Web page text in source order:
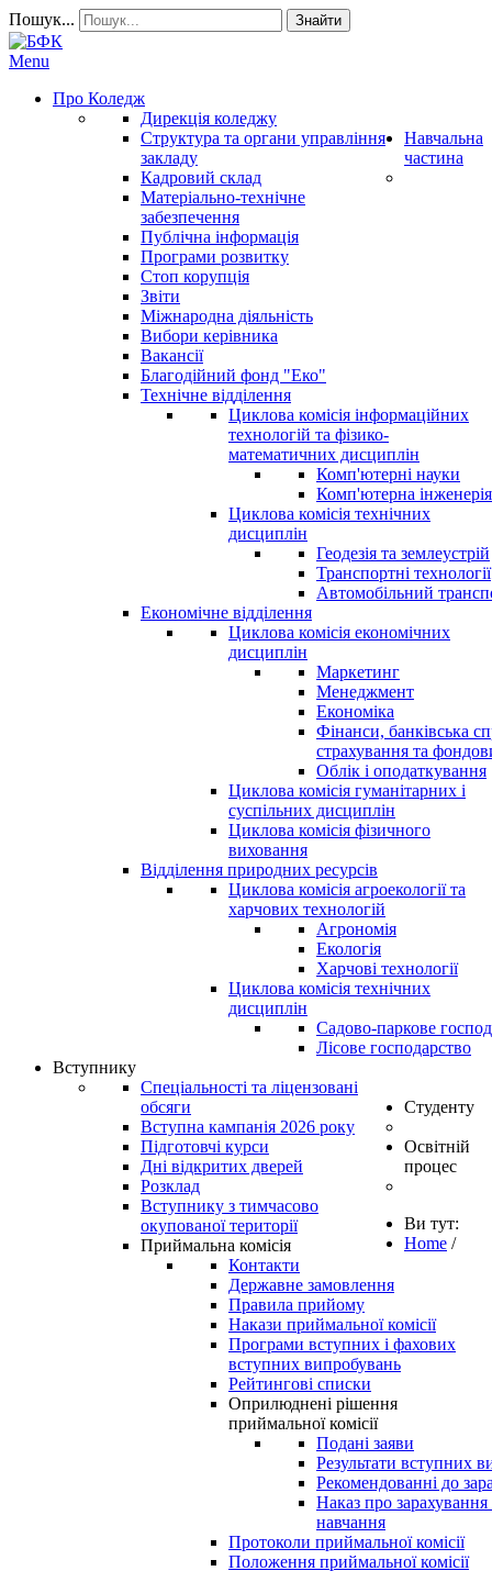
Пошук... Знайти
Menu
Про Коледж
Дирекція коледжу
Структура та органи управління
закладу
Кадровий склад
Матеріально-технічне
забезпечення
Публічна інформація
Програми розвитку
Стоп корупція
Звіти
Міжнародна діяльність
Вибори керівника
Вакансії
Благодійний фонд "Еко"
Навчальна
частина
Технічне відділення
Циклова комісія інформаційних
технологій та фізико-
математичних дисциплін
Комп'ютерні науки
Комп'ютерна інженерія
Циклова комісія технічних
дисциплін
Геодезія та землеустрій
Транспортні технології
Автомобільний
Економічне відділення
Циклова комісія економічних
дисциплін
Маркетинг
Менеджмент
Економіка
Фінанси, банківська
страхування та
Облік і оподаткування
Циклова комісія гуманітарних і
суспільних дисциплін
Циклова комісія фізичного
виховання
Відділення природних ресурсів
Циклова комісія агроекології та
харчових технологій
Агрономія
Екологія
Харчові технології
Циклова комісія технічних
дисциплін
Садово-паркове
Лісове господарство
Вступнику
Спеціальності та ліцензовані
обсяги
Вступна кампанія 2026 року
Підготовчі курси
Дні відкритих дверей
Розклад
Вступнику з тимчасово
окупованої території
Приймальна комісія
Контакти
Державне замовлення
Правила прийому
Накази приймальної комісії
Програми вступних і фахових
вступних випробувань
Рейтингові списки
Оприлюднені рішення
приймальної комісії
Подані заяви
Результати вступних
Рекомендованні до
Наказ про зарахування
навчання
Протоколи приймальної комісії
Положення приймальної комісії
Студенту
Освітній
процес
Ви тут:
Home /